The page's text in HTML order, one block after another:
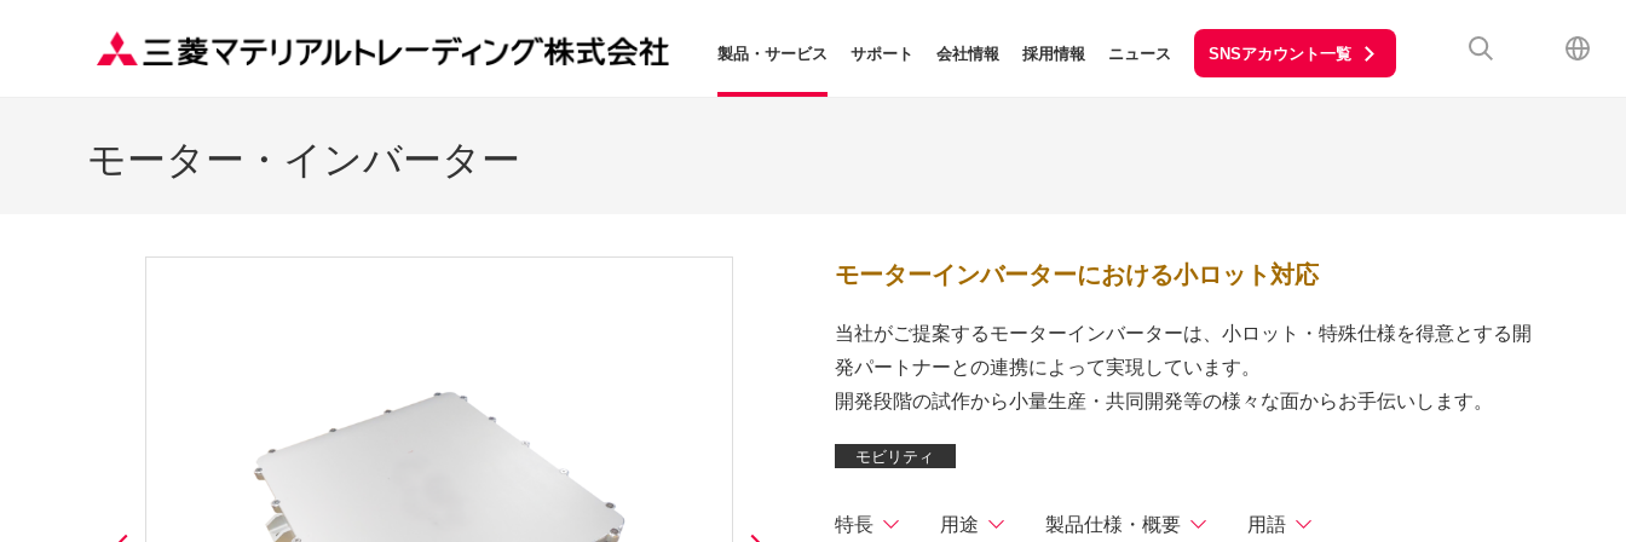
製品・サービス サポート 会社情報 採用情報 ニュース SNSアカウント一覧
モーター・インバーター
モーターインバーターにおける小ロット対応
当社がご提案するモーターインバーターは、小ロット・特殊仕様を得意とする開
発パートナーとの連携によって実現しています。
開発段階の試作から小量生産・共同開発等の様々な面からお手伝いします。
モビリティ
特長 用途 製品仕様・概要 用語